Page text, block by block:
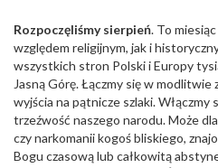
Rozpoczęliśmy sierpień. To
względem religijnym, jak i
wszystkich stron Polski i Europy
Jasną Górę. Łączmy się w
wyjścia na pątnicze szlaki.
trzeźwość naszego narodu. Może
czy narkomanii kogoś bliskiego,
Bogu czasową lub całkowitą